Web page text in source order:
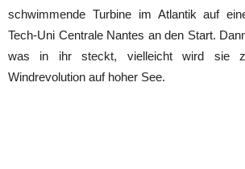
schwimmende Turbine im Atlantik auf
Tech-Uni Centrale Nantes an den Start.
was in ihr steckt, vielleicht wird sie
Windrevolution auf hoher See.